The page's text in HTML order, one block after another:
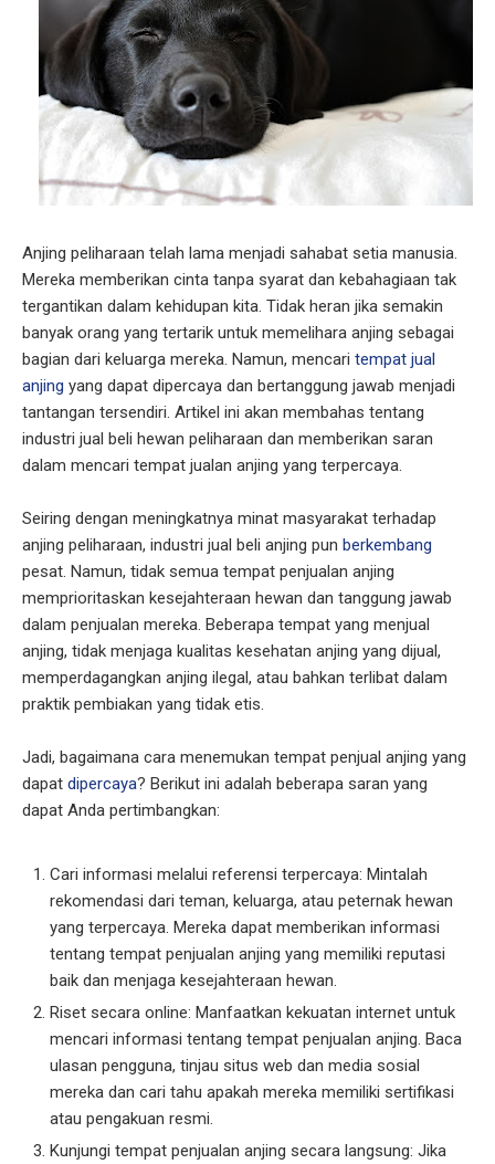
Anjing peliharaan telah lama menjadi sahabat setia manusia.
Mereka memberikan cinta tanpa syarat dan kebahagiaan tak
tergantikan dalam kehidupan kita. Tidak heran jika semakin
banyak orang yang tertarik untuk memelihara anjing sebagai
bagian dari keluarga mereka. Namun, mencaritempat jual
anjing yang dapat dipercaya dan bertanggung jawab menjadi
tantangan tersendiri. Artikel ini akan membahas tentang
industri jual beli hewan peliharaan dan memberikan saran
dalam mencari tempat jualan anjing yang terpercaya.
Seiring dengan meningkatnya minat masyarakat terhadap
anjing peliharaan, industri jual beli anjing punberkembang
pesat. Namun, tidak semua tempat penjualan anjing
memprioritaskan kesejahteraan hewan dan tanggung jawab
dalam penjualan mereka. Beberapa tempat yang menjual
anjing, tidak menjaga kualitas kesehatan anjing yang dijual,
memperdagangkan anjing ilegal, atau bahkan terlibat dalam
praktik pembiakan yang tidak etis.
Jadi, bagaimana cara menemukan tempat penjual anjing yang
dapatdipercaya? Berikut ini adalah beberapa saran yang
dapat Anda pertimbangkan:
Cari informasi melalui referensi terpercaya: Mintalah
rekomendasi dari teman, keluarga, atau peternak hewan
yang terpercaya. Mereka dapat memberikan informasi
tentang tempat penjualan anjing yang memiliki reputasi
baik dan menjaga kesejahteraan hewan.
Riset secara online: Manfaatkan kekuatan internet untuk
mencari informasi tentang tempat penjualan anjing. Baca
ulasan pengguna, tinjau situs web dan media sosial
mereka dan cari tahu apakah mereka memiliki sertifikasi
atau pengakuan resmi.
Kunjungi tempat penjualan anjing secara langsung: Jika